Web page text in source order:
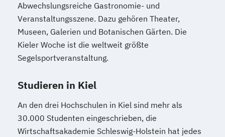
Abwechslungsreiche Gastronomie- und
Veranstaltungsszene. Dazu gehören Theater,
Museen, Galerien und Botanischen Gärten. Die
Kieler Woche ist die weltweit größte
Segelsportveranstaltung.
Studieren in Kiel
An den drei Hochschulen in Kiel sind mehr als
30.000 Studenten eingeschrieben, die
Wirtschaftsakademie Schleswig-Holstein hat jedes